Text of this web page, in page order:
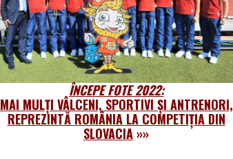
ÎNCEPE FOTE 2022:
MAI MULȚI VÂLCENI, SPORTIVI ȘI ANTRENORI,
REPREZINTĂ ROMÂNIA LA COMPETIȚIA DIN
SLOVACIA »»